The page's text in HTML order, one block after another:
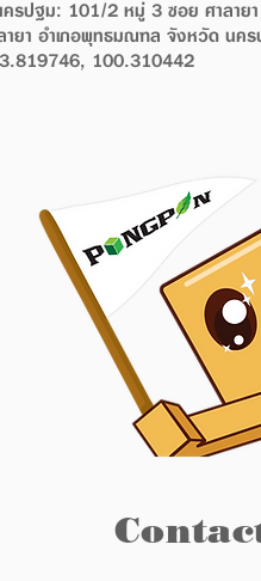
ครปฐม: 101/2 หมู่ 3 ซอย ศาลาย
ายา อำเภอพุทธมณฑล จังหวัด นค
100.310442